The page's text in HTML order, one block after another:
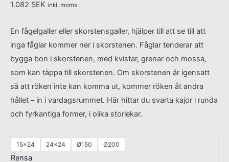
1.082 SEK inkl. moms
En fågelgaller eller skorstensgaller, hjälper till att se till att
inga fåglar kommer ner i skorstenen. Fåglar tenderar att
bygga bon i skorstenen, med kvistar, grenar och mossa,
som kan täppa till skorstenen. Om skorstenen är igensatt
så att röken inte kan komma ut, kommer röken åt andra
hållet – in i vardagsrummet. Här hittar du svarta kajor i runda
och fyrkantiga former, i olika storlekar.
15x24 24x24 Ø150 Ø200
Rensa